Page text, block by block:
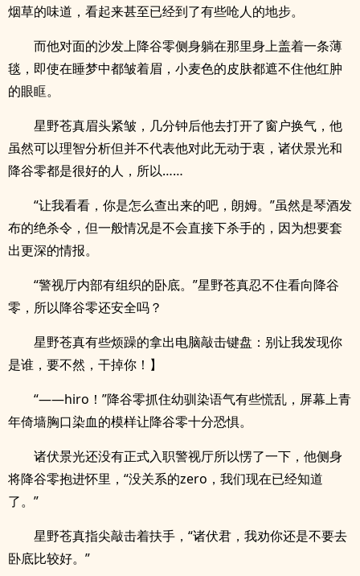
烟草的味道，看起来甚至已经到了有些呛人的地步。
而他对面的沙发上降谷零侧身躺在那里身上盖着一条薄
毯，即使在睡梦中都皱着眉，小麦色的皮肤都遮不住他红肿
的眼眶。
星野苍真眉头紧皱，几分钟后他去打开了窗户换气，他
虽然可以理智分析但并不代表他对此无动于衷，诸伏景光和
降谷零都是很好的人，所以……
“让我看看，你是怎么查出来的吧，朗姆。”虽然是琴酒发
布的绝杀令，但一般情况是不会直接下杀手的，因为想要套
出更深的情报。
“警视厅内部有组织的卧底。”星野苍真忍不住看向降谷
零，所以降谷零还安全吗？
星野苍真有些烦躁的拿出电脑敲击键盘：别让我发现你
是谁，要不然，干掉你！】
“——hiro！”降谷零抓住幼驯染语气有些慌乱，屏幕上青
年倚墙胸口染血的模样让降谷零十分恐惧。
诸伏景光还没有正式入职警视厅所以愣了一下，他侧身
将降谷零抱进怀里，“没关系的zero，我们现在已经知道
了。”
星野苍真指尖敲击着扶手，“诸伏君，我劝你还是不要去
卧底比较好。”